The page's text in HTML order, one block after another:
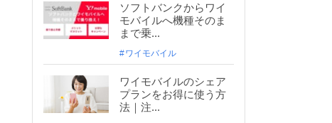
ソフトバンクからワイ
モバイルへ機種そのま
まで乗...
ワイモバイル
ワイモバイルのシェア
プランをお得に使う方
法｜注...